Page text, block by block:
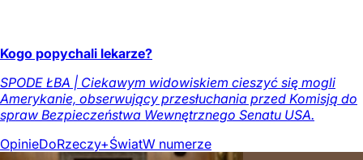
Kogo popychali lekarze?
SPODE ŁBA | Ciekawym widowiskiem cieszyć się mogli
Amerykanie, obserwujący przesłuchania przed Komisją do
spraw Bezpieczeństwa Wewnętrznego Senatu USA.
OpinieDoRzeczy+ŚwiatW numerze